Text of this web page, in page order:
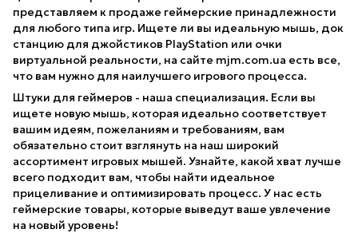
представляем к продаже геймерские принадлежности
для любого типа игр. Ищете ли вы идеальную мышь, док
станцию для джойстиков PlayStation или очки
виртуальной реальности, на сайте mjm.com.ua есть все,
что вам нужно для наилучшего игрового процесса.
Штуки для геймеров - наша специализация. Если вы
ищете новую мышь, которая идеально соответствует
вашим идеям, пожеланиям и требованиям, вам
обязательно стоит взглянуть на наш широкий
ассортимент игровых мышей. Узнайте, какой хват лучше
всего подходит вам, чтобы найти идеальное
прицеливание и оптимизировать процесс. У нас есть
геймерские товары, которые выведут ваше увлечение
на новый уровень!